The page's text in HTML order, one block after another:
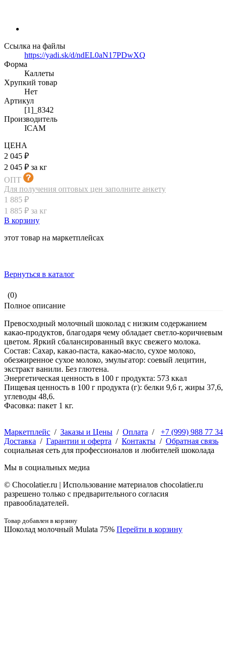
Ссылка на файлы
https://yadi.sk/d/ndEL0aN17PDwXQ
Форма
Каллеты
Хрупкий товар
Нет
Артикул
[1]_8342
Производитель
ICAM
ЦЕНА
2 045 ₽
2 045 ₽ за кг
ОПТ
Для получения оптовых цен заполните анкету
1 885 ₽
1 885 ₽ за кг
В корзину
этот товар на маркетплейсах
Вернуться в каталог
(0)
Полное описание
Превосходный молочный шоколад с низким содержанием
какао-продуктов, благодаря чему обладает светло-коричневым
цветом. Яркий сбалансированный вкус свежего молока.
Состав: Сахар, какао-паста, какао-масло, сухое молоко,
обезжиренное сухое молоко, эмульгатор: соевый лецитин,
экстракт ванили. Без глютена.
Энергетическая ценность в 100 г продукта: 573 ккал
Пищевая ценность в 100 г продукта (г): белки 9,6 г, жиры 37,6,
углеводы 48,6.
Фасовка: пакет 1 кг.
+7 (999) 988 77 34
Маркетплейс / Заказы и Цены / Оплата /
Доставка / Гарантии и оферта / Контакты / Обратная связь
социальная сеть для профессионалов и любителей шоколада
Мы в социальных медиа
© Сhocolatier.ru | Использование материалов chocolatier.ru
разрешено только с предварительного согласия
правообладателей.
Товар добавлен в корзину
Шоколад молочный Mulata 75% Перейти в корзину